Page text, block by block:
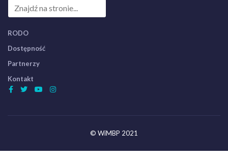
RODO
Dostępność
Partnerzy
Kontakt
© WiMBP 2021